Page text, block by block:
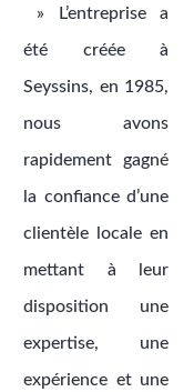
» L’entreprise a
été créée à
Seyssins, en 1985,
nous avons
rapidement gagné
la confiance d’une
clientèle locale en
mettant à leur
disposition une
expertise, une
expérience et une